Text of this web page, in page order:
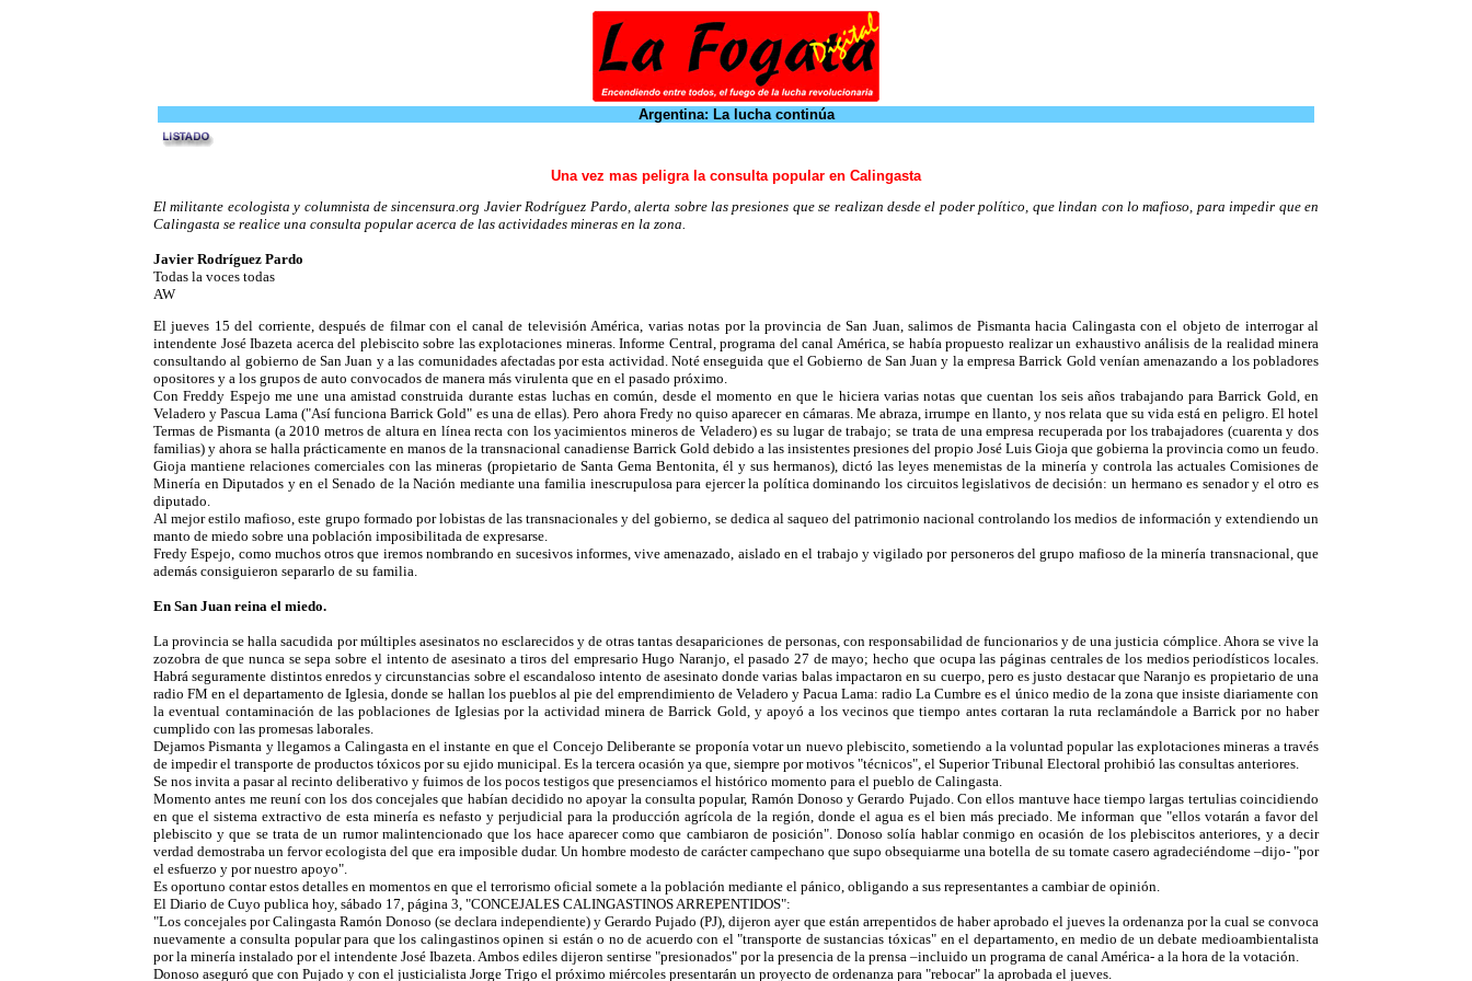
Argentina: La lucha continúa
Una vez mas peligra la consulta popular en Calingasta
El militante ecologista y columnista de sincensura.org Javier Rodríguez Pardo, alerta sobre las presiones que se realizan desde el poder político, que lindan con lo mafioso, para impedir que en
Calingasta se realice una consulta popular acerca de las actividades mineras en la zona.
Javier Rodríguez Pardo
Todas la voces todas
AW
El jueves 15 del corriente, después de filmar con el canal de televisión América, varias notas por la provincia de San Juan, salimos de Pismanta hacia Calingasta con el objeto de interrogar al
intendente José Ibazeta acerca del plebiscito sobre las explotaciones mineras. Informe Central, programa del canal América, se había propuesto realizar un exhaustivo análisis de la realidad minera
consultando al gobierno de San Juan y a las comunidades afectadas por esta actividad. Noté enseguida que el Gobierno de San Juan y la empresa Barrick Gold venían amenazando a los pobladores
opositores y a los grupos de auto convocados de manera más virulenta que en el pasado próximo.
Con Freddy Espejo me une una amistad construida durante estas luchas en común, desde el momento en que le hiciera varias notas que cuentan los seis años trabajando para Barrick Gold, en
Veladero y Pascua Lama ("Así funciona Barrick Gold" es una de ellas). Pero ahora Fredy no quiso aparecer en cámaras. Me abraza, irrumpe en llanto, y nos relata que su vida está en peligro. El hotel
Termas de Pismanta (a 2010 metros de altura en línea recta con los yacimientos mineros de Veladero) es su lugar de trabajo; se trata de una empresa recuperada por los trabajadores (cuarenta y dos
familias) y ahora se halla prácticamente en manos de la transnacional canadiense Barrick Gold debido a las insistentes presiones del propio José Luis Gioja que gobierna la provincia como un feudo.
Gioja mantiene relaciones comerciales con las mineras (propietario de Santa Gema Bentonita, él y sus hermanos), dictó las leyes menemistas de la minería y controla las actuales Comisiones de
Minería en Diputados y en el Senado de la Nación mediante una familia inescrupulosa para ejercer la política dominando los circuitos legislativos de decisión: un hermano es senador y el otro es
diputado.
Al mejor estilo mafioso, este grupo formado por lobistas de las transnacionales y del gobierno, se dedica al saqueo del patrimonio nacional controlando los medios de información y extendiendo un
manto de miedo sobre una población imposibilitada de expresarse.
Fredy Espejo, como muchos otros que iremos nombrando en sucesivos informes, vive amenazado, aislado en el trabajo y vigilado por personeros del grupo mafioso de la minería transnacional, que
además consiguieron separarlo de su familia.
En San Juan reina el miedo.
La provincia se halla sacudida por múltiples asesinatos no esclarecidos y de otras tantas desapariciones de personas, con responsabilidad de funcionarios y de una justicia cómplice. Ahora se vive la
zozobra de que nunca se sepa sobre el intento de asesinato a tiros del empresario Hugo Naranjo, el pasado 27 de mayo; hecho que ocupa las páginas centrales de los medios periodísticos locales.
Habrá seguramente distintos enredos y circunstancias sobre el escandaloso intento de asesinato donde varias balas impactaron en su cuerpo, pero es justo destacar que Naranjo es propietario de una
radio FM en el departamento de Iglesia, donde se hallan los pueblos al pie del emprendimiento de Veladero y Pacua Lama: radio La Cumbre es el único medio de la zona que insiste diariamente con
la eventual contaminación de las poblaciones de Iglesias por la actividad minera de Barrick Gold, y apoyó a los vecinos que tiempo antes cortaran la ruta reclamándole a Barrick por no haber
cumplido con las promesas laborales.
Dejamos Pismanta y llegamos a Calingasta en el instante en que el Concejo Deliberante se proponía votar un nuevo plebiscito, sometiendo a la voluntad popular las explotaciones mineras a través
de impedir el transporte de productos tóxicos por su ejido municipal. Es la tercera ocasión ya que, siempre por motivos "técnicos", el Superior Tribunal Electoral prohibió las consultas anteriores.
Se nos invita a pasar al recinto deliberativo y fuimos de los pocos testigos que presenciamos el histórico momento para el pueblo de Calingasta.
Momento antes me reuní con los dos concejales que habían decidido no apoyar la consulta popular, Ramón Donoso y Gerardo Pujado. Con ellos mantuve hace tiempo largas tertulias coincidiendo
en que el sistema extractivo de esta minería es nefasto y perjudicial para la producción agrícola de la región, donde el agua es el bien más preciado. Me informan que "ellos votarán a favor del
plebiscito y que se trata de un rumor malintencionado que los hace aparecer como que cambiaron de posición". Donoso solía hablar conmigo en ocasión de los plebiscitos anteriores, y a decir
verdad demostraba un fervor ecologista del que era imposible dudar. Un hombre modesto de carácter campechano que supo obsequiarme una botella de su tomate casero agradeciéndome –dijo- "por
el esfuerzo y por nuestro apoyo".
Es oportuno contar estos detalles en momentos en que el terrorismo oficial somete a la población mediante el pánico, obligando a sus representantes a cambiar de opinión.
El Diario de Cuyo publica hoy, sábado 17, página 3, "CONCEJALES CALINGASTINOS ARREPENTIDOS":
"Los concejales por Calingasta Ramón Donoso (se declara independiente) y Gerardo Pujado (PJ), dijeron ayer que están arrepentidos de haber aprobado el jueves la ordenanza por la cual se convoca
nuevamente a consulta popular para que los calingastinos opinen si están o no de acuerdo con el "transporte de sustancias tóxicas" en el departamento, en medio de un debate medioambientalista
por la minería instalado por el intendente José Ibazeta. Ambos ediles dijeron sentirse "presionados" por la presencia de la prensa –incluido un programa de canal América- a la hora de la votación.
Donoso aseguró que con Pujado y con el justicialista Jorge Trigo el próximo miércoles presentarán un proyecto de ordenanza para "rebocar" la aprobada el jueves.